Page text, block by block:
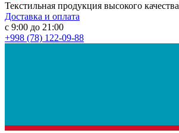
Текстильная продукция высокого качества
Доставка и оплата
с 9:00 до 21:00
+998 (78) 122-09-88